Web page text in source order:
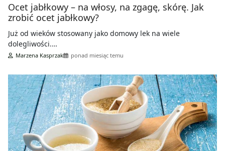
Ocet jabłkowy – na włosy, na zgagę, skórę. Jak
zrobić ocet jabłkowy?
Już od wieków stosowany jako domowy lek na wiele
dolegliwości.…
Marzena Kasprzak ponad miesiąc temu